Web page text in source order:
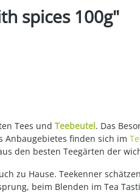
spices 100g"
Tees und Teebeutel. Das
Anbaugebietes finden sich im
den besten Teegärten der
zu Hause. Teekenner
beim Blenden im Tea